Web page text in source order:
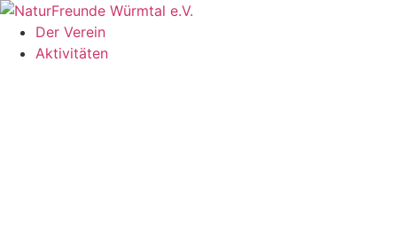
Zum
Inhalt
springen
Der Verein
Aktivitäten